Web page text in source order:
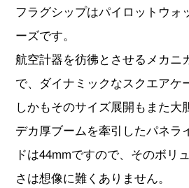
フラグシップはパイロットウォ
ーズです。
航空計器を彷彿とさせるメカニ
で、ダイナミックなスクエアケ
しかもそのサイズ展開もまた大
デカ厚ブームを牽引したパネラ
ドは44mmですので、そのボリ
さは想像に難くありません。